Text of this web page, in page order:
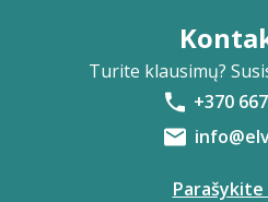
Turite klausimų?
+370
Parašykite